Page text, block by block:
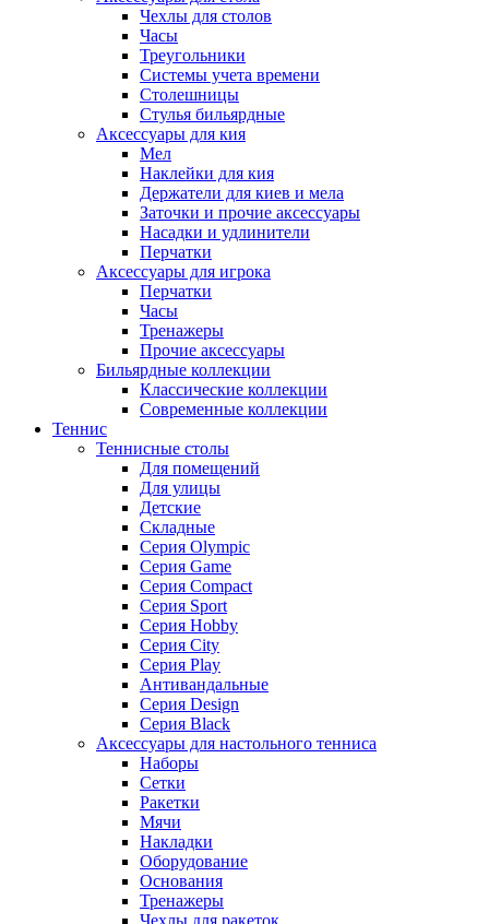
Чехлы для столов
Часы
Треугольники
Системы учета времени
Столешницы
Стулья бильярдные
Аксессуары для кия
Мел
Наклейки для кия
Держатели для киев и мела
Заточки и прочие аксессуары
Насадки и удлинители
Перчатки
Аксессуары для игрока
Перчатки
Часы
Тренажеры
Прочие аксессуары
Бильярдные коллекции
Классические коллекции
Современные коллекции
Теннис
Теннисные столы
Для помещений
Для улицы
Детские
Складные
Серия Olympic
Серия Game
Серия Compact
Серия Sport
Серия Hobby
Серия City
Серия Play
Антивандальные
Серия Design
Серия Black
Аксессуары для настольного тенниса
Наборы
Сетки
Ракетки
Мячи
Накладки
Оборудование
Основания
Тренажеры